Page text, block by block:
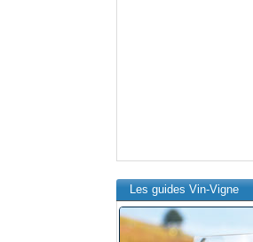
Les guides Vin-Vigne